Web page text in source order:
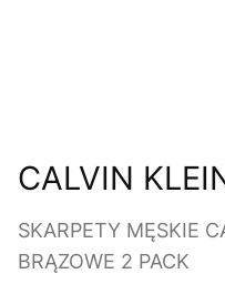
CALVIN
SKARPETY MĘSKIE
BRĄZOWE 2 PACK